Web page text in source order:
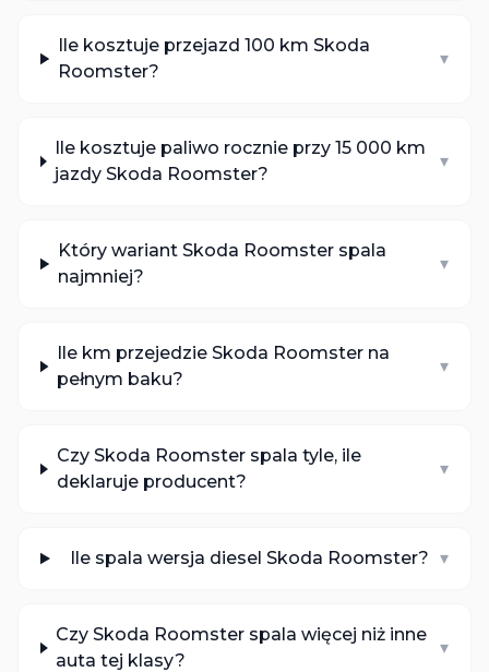
Ile kosztuje przejazd 100 km Skoda
Roomster?
▾
Ile kosztuje paliwo rocznie przy 15 000 km
jazdy Skoda Roomster?
▾
Który wariant Skoda Roomster spala
najmniej?
▾
Ile km przejedzie Skoda Roomster na
pełnym baku?
▾
Czy Skoda Roomster spala tyle, ile
deklaruje producent?
▾
Ile spala wersja diesel Skoda Roomster? ▾
Czy Skoda Roomster spala więcej niż inne
auta tej klasy?
▾